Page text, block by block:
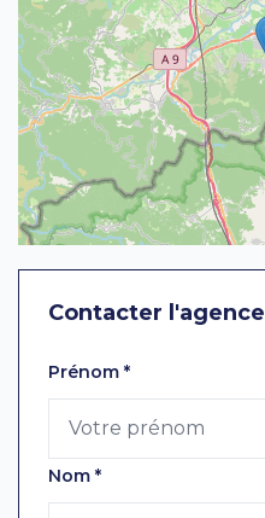
Contacter l'agence
Laissez ce champ vide
Prénom *
Nom *